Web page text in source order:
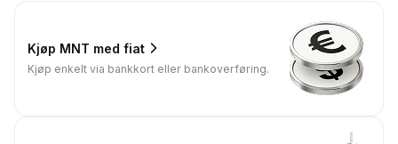
Kjøp MNT med fiat
Kjøp enkelt via bankkort eller bankoverføring.